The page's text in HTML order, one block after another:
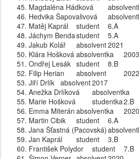
Magdaléna Hádková
Hedvika Šapovalivová
Matěj Kaprál
student
6.A
Jáchym Bendastudent
5.A
Jakub Kolář
absolvent2021
Klára Hošková absolventka
2003
Ondřej Lesák student
8.B
Filip Herian
absolvent
2022
Jiří Drlík absolvent2017
Anežka Drlíková
absolventka
Marie Hošková
studentka2.B
Emma Miterán absolventka
2020
Martin Cibik
student
6.A
Jana Šťastná (Pacovská)
Jan Kaprál
student
3.B
František Polydor
student
7.B